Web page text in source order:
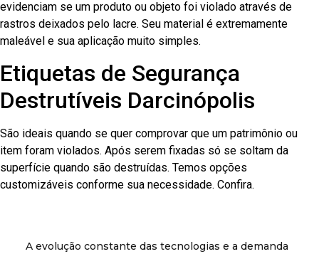
evidenciam se um produto ou objeto foi violado através de
rastros deixados pelo lacre. Seu material é extremamente
maleável e sua aplicação muito simples.
Etiquetas de Segurança
Destrutíveis Darcinópolis
São ideais quando se quer comprovar que um patrimônio ou
item foram violados. Após serem fixadas só se soltam da
superfície quando são destruídas. Temos opções
customizáveis conforme sua necessidade. Confira.
A evolução constante das tecnologias e a demanda